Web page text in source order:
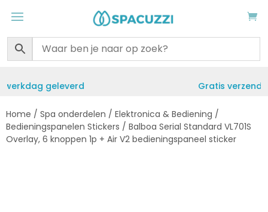
Gratis verzending vanaf €50
Home / Spa onderdelen / Elektronica & Bediening /
Bedieningspanelen Stickers / Balboa Serial Standard VL701S
Overlay, 6 knoppen 1p + Air V2 bedieningspaneel sticker